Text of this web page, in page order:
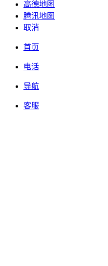
高德地图
腾讯地图
取消
首页
电话
导航
客服